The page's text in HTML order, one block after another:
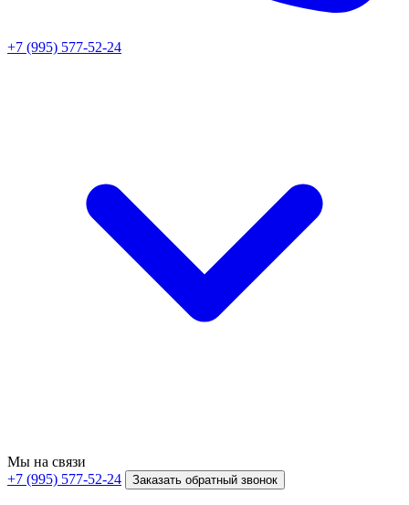
+7 (995) 577-52-24
Мы на связи
+7 (995) 577-52-24
Заказать обратный звонок